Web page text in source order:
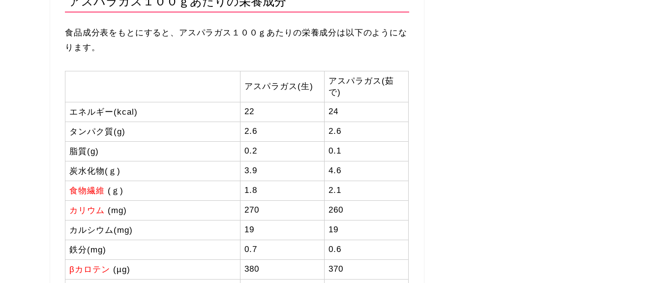
食品成分表をもとにすると、アスパラガス１００ｇあたりの栄養成分は以下のようにな
ります。
アスパラガス(生)
アスパラガス(茹
で)
エネルギー(kcal) 22 24
タンパク質(g) 2.6 2.6
脂質(g) 0.2 0.1
炭水化物(ｇ) 3.9 4.6
食物繊維 (ｇ) 1.8 2.1
カリウム (mg) 270 260
カルシウム(mg) 19 19
鉄分(mg) 0.7 0.6
βカロテン (µg) 380 370